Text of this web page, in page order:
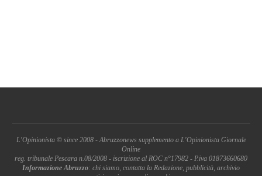
L'Opinionista © since 2008 - Abruzzonews supplemento a L'Opinionista Giornale
Online
reg. tribunale Pescara n.08/2008 - iscrizione al ROC n°17982 - P.iva 01873660680
Informazione Abruzzo: chi siamo, contatta la Redazione, pubblicità, archivio